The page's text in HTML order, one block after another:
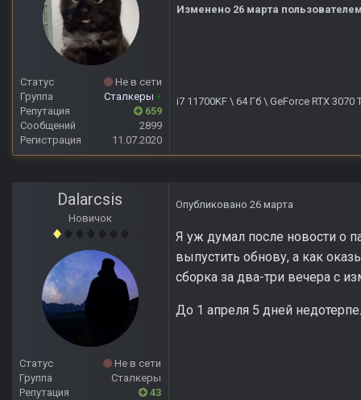
Статус
Не в сети
Группа
Сталкеры +
Репутация
659
Сообщений
2899
Регистрация
11.07.2020
Изменено 26 марта
i7 11700KF \ 64 Гб \ GeForce RTX
Dalarcsis
Новичок
Статус
Не в сети
Группа
Сталкеры
Репутация
43
Опубликовано 26 марта
Я уж думал после новости о
выпустить обнову, а как
сборка за два-три вечера с
До 1 апреля 5 дней